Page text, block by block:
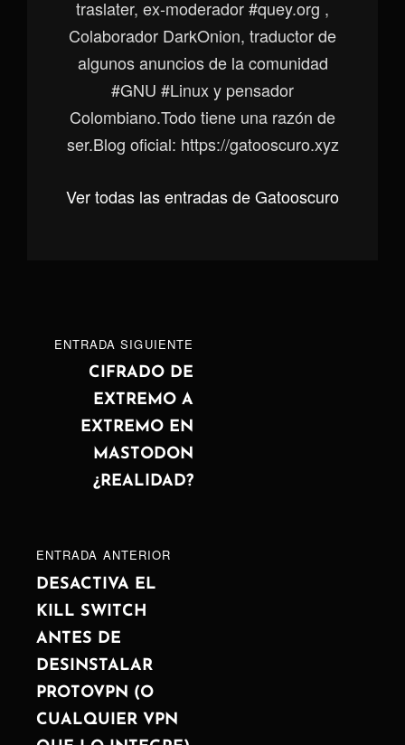
traslater, ex-moderador #quey.org ,
Colaborador DarkOnion, traductor de
algunos anuncios de la comunidad
#GNU #Linux y pensador
Colombiano.Todo tiene una razón de
ser.Blog oficial: https://gatooscuro.xyz
Ver todas las entradas de Gatooscuro
Navegación
entradas
ENTRADA
ANTERIOR
ENTRADA ANTERIOR
DESACTIVA EL
KILL SWITCH
ANTES DE
DESINSTALAR
PROTOVPN (O
CUALQUIER VPN
ENTRADA
SIGUIENTE
ENTRADA SIGUIENTE
CIFRADO DE
EXTREMO A
EXTREMO EN
MASTODON
¿REALIDAD?